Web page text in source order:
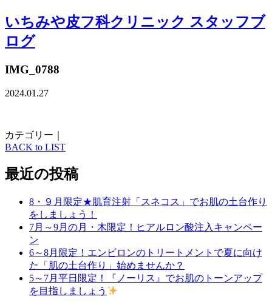
いちみや皮フ科クリニック スタッフブ
ログ
IMG_0788
2024.01.27
カテゴリー｜
BACK to LIST
最近の投稿
8・９月限定★肌育注射「スネコス」でお肌の土台作り
をしましょう！
7月～9月の月・木限定！ヒアルロン酸注入キャンペー
ン
6～8月限定！エンビロンのトリートメントで夏に向け
た「肌の土台作り」始めませんか？
5～7月平日限定！『ノーリス』でお肌のトーンアップ
を目指しましょう